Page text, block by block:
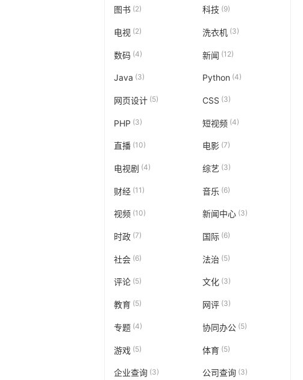
图书 (2) 科技 (9)
电视 (2) 洗衣机 (3)
数码 (4) 新闻 (12)
Java (3) Python (4)
网页设计 (5) CSS (3)
PHP (3) 短视频(4)
直播 (10) 电影 (7)
电视剧 (4) 综艺 (3)
财经 (11) 音乐 (6)
视频 (10) 新闻中心 (3)
时政 (7) 国际(6)
社会 (6) 法治 (5)
评论 (5) 文化 (3)
教育 (5) 网评(3)
专题 (4) 协同办公(5)
游戏 (5) 体育(5)
企业查询 (3) 公司查询(3)